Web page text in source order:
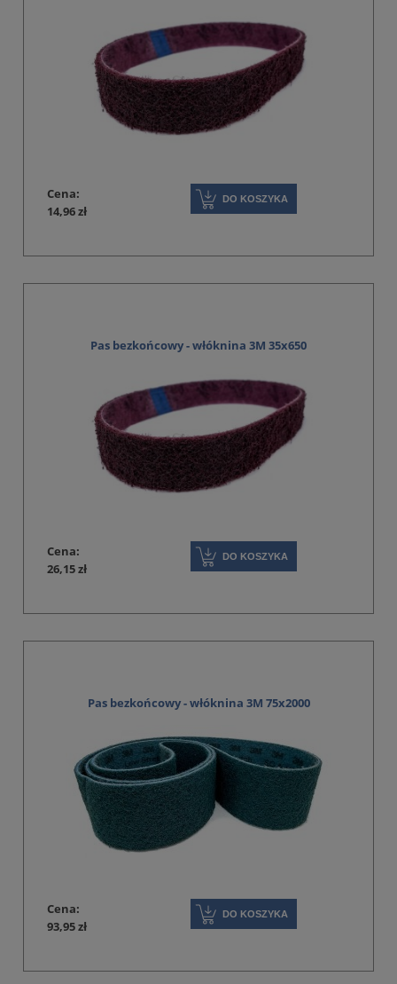
Cena:
14,96 zł
DO KOSZYKA
Pas bezkońcowy - włóknina 3M 35x650
Cena:
26,15 zł
DO KOSZYKA
Pas bezkońcowy - włóknina 3M 75x2000
Cena:
93,95 zł
DO KOSZYKA